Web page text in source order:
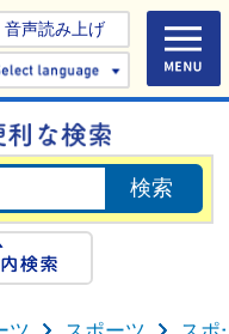
音声読み上げ
Select
索